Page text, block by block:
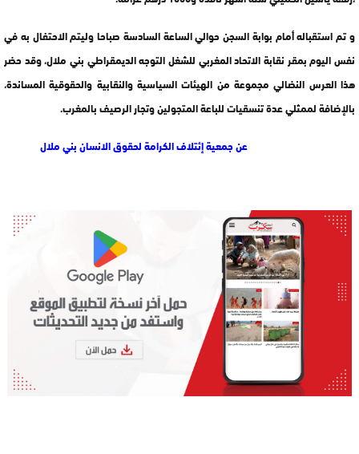
و تم استقباله أمام بوابة السجن حوالي الساعة السادسة صباحا وليتم الاحتفال به في
نفس اليوم بمقر نقابة الاتحاد المغربي للشغل التوجه الديمقراطي بني ملال، وقد حضر
هذا العرس النضالي مجموعة من الهيئات السياسية والنقابية والحقوقية المساندة،
بالإضافة لممثلي عدة تنسقيات للباعة المتجولين وتجار الرصيف بالمغرب.
عن جمعية إئتلاف الكرامة لحقوق الانسان بني ملال